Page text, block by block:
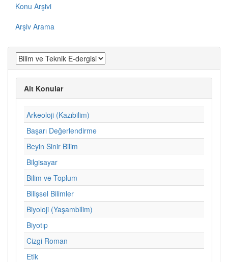
Konu Arşivi
Arşiv Arama
Alt Konular
Arkeoloji (Kazıbilim)
Başarı Değerlendirme
Beyin Sinir Bilim
Bilgisayar
Bilim ve Toplum
Bilişsel Bilimler
Biyoloji (Yaşambilim)
Biyotıp
Cizgi Roman
Etik